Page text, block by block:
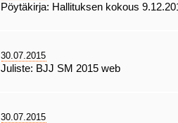
Pöytäkirja: Hallituksen kokous
30.07.2015
Juliste: BJJ SM 2015 web
30.07.2015